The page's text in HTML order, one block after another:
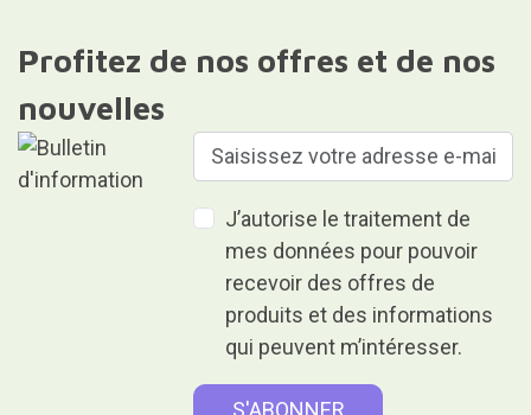
Profitez de nos offres et de nos
nouvelles
J’autorise le traitement de
mes données pour pouvoir
recevoir des offres de
produits et des informations
qui peuvent m’intéresser.